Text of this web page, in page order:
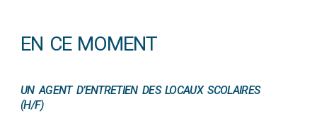
EN CE MOMENT
UN AGENT D’ENTRETIEN DES LOCAUX SCOLAIRES
(H/F)